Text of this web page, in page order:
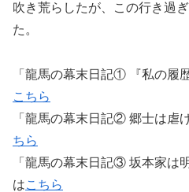
吹き荒らしたが、この行き過
た。
「龍馬の幕末日記① 『私の履
こちら
「龍馬の幕末日記② 郷士は虐
ちら
「龍馬の幕末日記③ 坂本家は
はこちら